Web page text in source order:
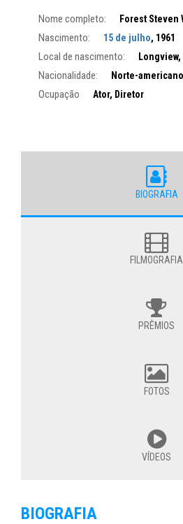
Nome completo: Forest Steven
Nascimento: 15 de julho, 1961
Local de nascimento: Longview,
Nacionalidade: Norte-americano
Ocupação Ator, Diretor
BIOGRAFIA
FILMOGRAFIA
PRÊMIOS
FOTOS
VÍDEOS
BIOGRAFIA